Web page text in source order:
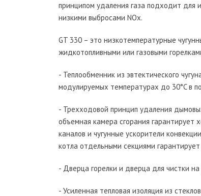
принципом удаления газа подходит для
низкими выбросами NOx.
GT 330 – это низкотемпературные
жидкотопливными или газовыми
- Теплообменник из эвтектического
модулируемых температурах до 30°C в
- Трехходовой принцип удаления
объемная камера сгорания
каналов и чугунные ускорители
котла отдельными секциями
- Дверца горелки и дверца для чистки
- Усиленная тепловая изоляция из